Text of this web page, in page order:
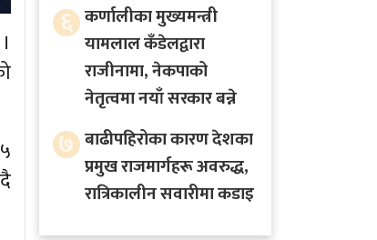
६ कर्णालीका मुख्यमन्त्री
यामलाल कँडेलद्वारा
राजीनामा, नेकपाको
नेतृत्वमा नयाँ सरकार बन्ने
७ बाढीपहिरोका कारण देशका
प्रमुख राजमार्गहरू अवरुद्ध,
रात्रिकालीन सवारीमा कडाइ